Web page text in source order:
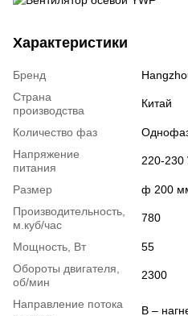
Характеристики
Бренд
Страна
производства
Китай
Количество фаз
Напряжение
питания
220-230
Размер
ф 200
Производительность,
м.куб/час
780
Мощность, Вт
55
Обороты двигателя,
об/мин
2300
Направление потока
B –